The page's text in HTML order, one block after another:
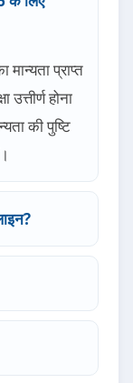
प्राप्त
उत्तीर्ण होना
की पुष्टि